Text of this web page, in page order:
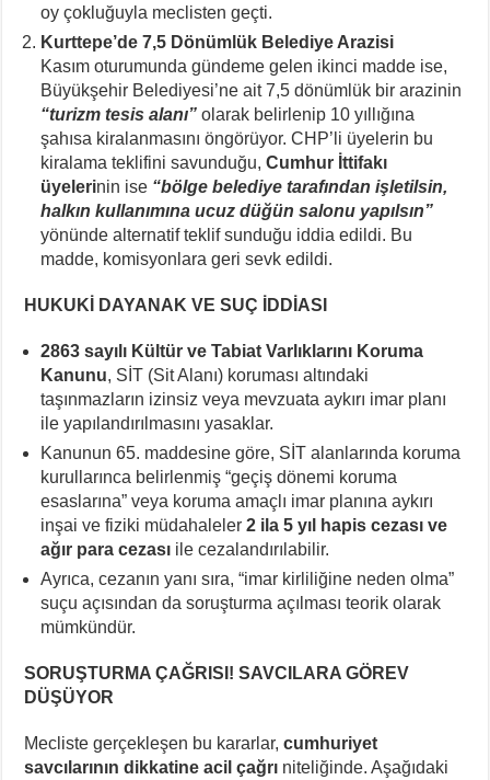
oy çokluğuyla meclisten geçti.
Kurttepe’de 7,5 Dönümlük Belediye Arazisi
Kasım oturumunda gündeme gelen ikinci madde ise,
Büyükşehir Belediyesi’ne ait 7,5 dönümlük bir arazinin
“turizm tesis alanı” olarak belirlenip 10 yıllığına
şahısa kiralanmasını öngörüyor. CHP’li üyelerin bu
kiralama teklifini savunduğu,Cumhur İttifakı
üyelerinin ise “bölge belediye tarafından işletilsin,
halkın kullanımına ucuz düğün salonu yapılsın”
yönünde alternatif teklif sunduğu iddia edildi. Bu
madde, komisyonlara geri sevk edildi.
HUKUKİ DAYANAK VE SUÇ İDDİASI
2863 sayılı Kültür ve Tabiat Varlıklarını Koruma
Kanunu, SİT (Sit Alanı) koruması altındaki
taşınmazların izinsiz veya mevzuata aykırı imar planı
ile yapılandırılmasını yasaklar.
Kanunun 65. maddesine göre, SİT alanlarında koruma
kurullarınca belirlenmiş “geçiş dönemi koruma
esaslarına” veya koruma amaçlı imar planına aykırı
inşai ve fiziki müdahaleler2 ila 5 yıl hapis cezası ve
ağır para cezası ile cezalandırılabilir.
Ayrıca, cezanın yanı sıra, “imar kirliliğine neden olma”
suçu açısından da soruşturma açılması teorik olarak
mümkündür.
SORUŞTURMA ÇAĞRISI! SAVCILARA GÖREV
DÜŞÜYOR
Mecliste gerçekleşen bu kararlar,cumhuriyet
savcılarının dikkatine acil çağrı niteliğinde. Aşağıdaki